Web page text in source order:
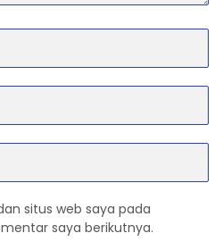
situs web saya pada
saya berikutnya.